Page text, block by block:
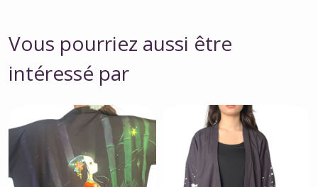
Vous pourriez aussi être
intéressé par